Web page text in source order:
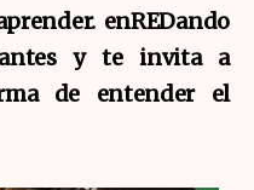
enREDando
y te invita a
de entender el